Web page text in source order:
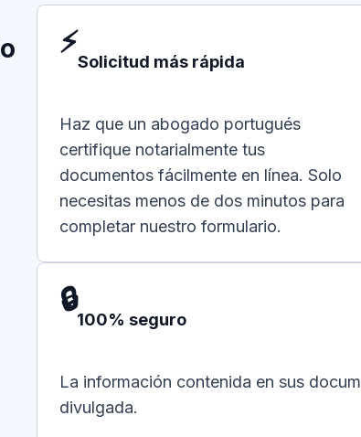
⚡
Solicitud más rápida
Haz que un abogado portugués
certifique notarialmente tus
documentos fácilmente en línea. Solo
necesitas menos de dos minutos para
completar nuestro formulario.
🔒
100% seguro
La información contenida en sus
divulgada.